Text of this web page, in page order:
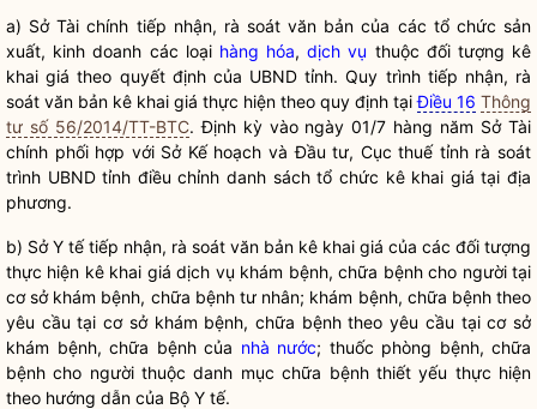
a) Sở Tài chính tiếp nhận, rà soát văn bản của các tổ chức sản
xuất, kinh doanh các loại hàng hóa,dịch vụ thuộc đối tượng kê
khai giá theo quyết định của UBND tỉnh. Quy trình tiếp nhận, rà
soát văn bản kê khai giá thực hiện theo quy định tạiĐiều 16 Thông
tư số 56/2014/TT-BTC. Định kỳ vào ngày 01/7 hàng năm Sở Tài
chính phối hợp với Sở Kế hoạch và Đầu tư, Cục thuế tỉnh rà soát
trình UBND tỉnh điều chỉnh danh sách tổ chức kê khai giá tại địa
phương.
b) Sở Y tế tiếp nhận, rà soát văn bản kê khai giá của các đối tượng
thực hiện kê khai giá dịch vụ khám bệnh, chữa bệnh cho người tại
cơ sở khám bệnh, chữa bệnh tư nhân; khám bệnh, chữa bệnh theo
yêu cầu tại cơ sở khám bệnh, chữa bệnh theo yêu cầu tại cơ sở
khám bệnh, chữa bệnh của nhà nước; thuốc phòng bệnh, chữa
bệnh cho người thuộc danh mục chữa bệnh thiết yếu thực hiện
theo hướng dẫn của Bộ Y tế.